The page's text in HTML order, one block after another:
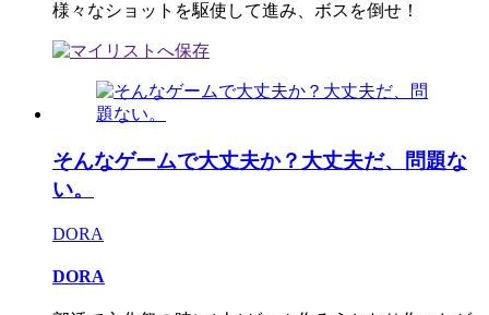
様々なショットを駆使して進み、ボスを倒せ！
そんなゲームで大丈夫か？大丈夫だ、問題な
い。
DORA
DORA